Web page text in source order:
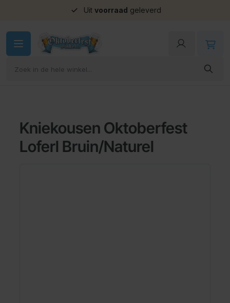
Uit voorraad geleverd
Kniekousen Oktoberfest
Loferl Bruin/Naturel